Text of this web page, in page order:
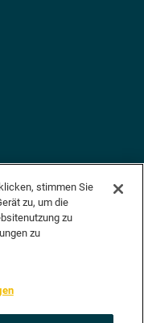
stimmen Sie
zu, um die
zu
zu